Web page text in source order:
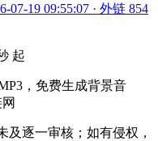
07-19 09:55:07 · 外链 854
起
，免费生成背景音
及逐一审核；如有侵权，